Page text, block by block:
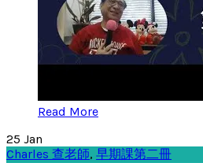
Read More
25 Jan
Charles 查老師, 早期課第二冊